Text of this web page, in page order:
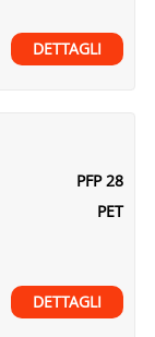
DETTAGLI
PFP 28
PET
DETTAGLI